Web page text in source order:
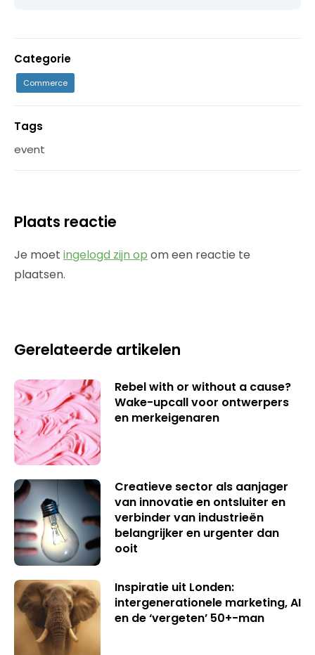
Categorie
Commerce
Tags
event
Plaats reactie
Je moet ingelogd zijn op om een reactie te
plaatsen.
Gerelateerde artikelen
Rebel with or without a cause?
Wake-upcall voor ontwerpers
en merkeigenaren
Creatieve sector als aanjager
van innovatie en ontsluiter en
verbinder van industrieën
belangrijker en urgenter dan
ooit
Inspiratie uit Londen:
intergenerationele marketing, AI
en de ‘vergeten’ 50+-man